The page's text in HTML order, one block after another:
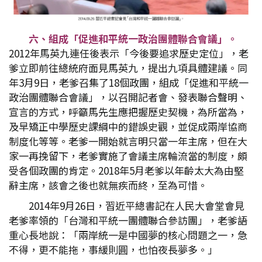
六、組成「促進和平統一政治團體聯合會議」。
2012年馬英九連任後表示「今後要追求歷史定位」，老
爹立即前往總統府面見馬英九，提出九項具體建議。同
年3月9日，老爹召集了18個政團，組成「促進和平統一
政治團體聯合會議」，以召開記者會、發表聯合聲明、
宣言的方式，呼籲馬先生應把握歷史契機，為所當為，
及早矯正中學歷史課綱中的錯誤史觀，並促成兩岸協商
制度化等等。老爹一開始就言明只當一年主席，但在大
家一再挽留下，老爹實施了會議主席輪流當的制度，頗
受各個政團的肯定。2018年5月老爹以年齡太大為由堅
辭主席，該會之後也就無疾而終，至為可惜。
2014年9月26日，習近平總書記在人民大會堂會見
老爹率領的「台灣和平統一團體聯合參訪團」，老爹語
重心長地說：「兩岸統一是中國夢的核心問題之一，急
不得，更不能拖，事緩則圓，也怕夜長夢多。」